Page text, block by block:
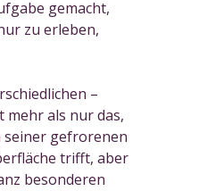
gemacht,
zu erleben,
–
mehr als nur das,
seiner gefrorenen
trifft, aber
besonderen